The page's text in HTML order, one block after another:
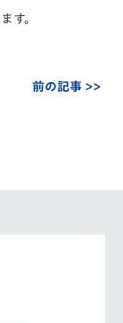
す。
前の記事 >>